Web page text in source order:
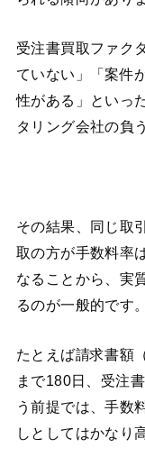
受注書買取ファク
ていない」「案件
性がある」といっ
タリング会社の負
その結果、同じ取
取の方が手数料率
なることから、実
るのが一般的です。
たとえば請求書額
まで180日、受注
う前提では、手数
しとしてはかなり